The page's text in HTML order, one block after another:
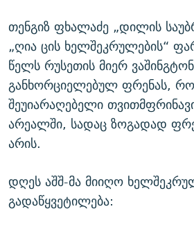
თენგიზ ფხალაძე „დილის
„ღია ცის ხელშეკრულების“
წელს რუსეთის მიერ
განხორციელებულ ფრენას,
შეუიარაღებელი
არეალში, სადაც ზოგადად
არის.
დღეს აშშ-მა მიიღო
გადაწყვეტილება: